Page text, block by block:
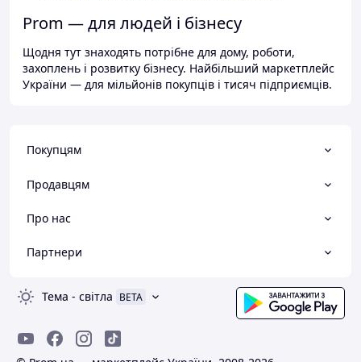
Prom — для людей і бізнесу
Щодня тут знаходять потрібне для дому, роботи,
захоплень і розвитку бізнесу. Найбільший маркетплейс
України — для мільйонів покупців і тисяч підприємців.
Покупцям
Продавцям
Про нас
Партнери
Тема - світла BETA